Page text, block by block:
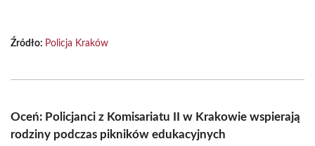
Źródło: Policja Kraków
Oceń: Policjanci z Komisariatu II w Krakowie wspierają
rodziny podczas pikników edukacyjnych